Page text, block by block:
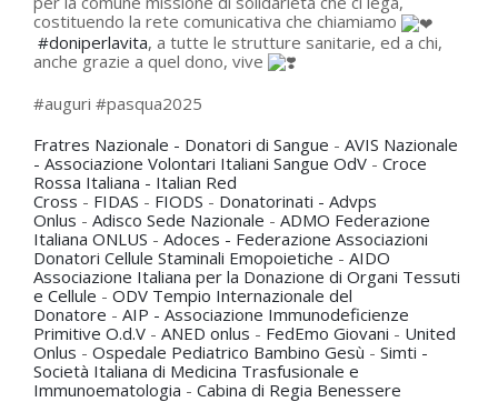
costituendo la rete comunicativa che chiamiamo
#doniperlavita, a tutte le strutture sanitarie, ed a chi,
anche grazie a quel dono, vive
#auguri #pasqua2025
Fratres Nazionale - Donatori di Sangue - AVIS Nazionale
- Associazione Volontari Italiani Sangue OdV - Croce
Rossa Italiana - Italian Red
Cross - FIDAS - FIODS - Donatorinati - Advps
Onlus - Adisco Sede Nazionale - ADMO Federazione
Italiana ONLUS - Adoces - Federazione Associazioni
Donatori Cellule Staminali Emopoietiche - AIDO
Associazione Italiana per la Donazione di Organi Tessuti
e Cellule - ODV Tempio Internazionale del
Donatore - AIP - Associazione Immunodeficienze
Primitive O.d.V - ANED onlus - FedEmo Giovani - United
Onlus - Ospedale Pediatrico Bambino Gesù - Simti -
Società Italiana di Medicina Trasfusionale e
Immunoematologia - Cabina di Regia Benessere